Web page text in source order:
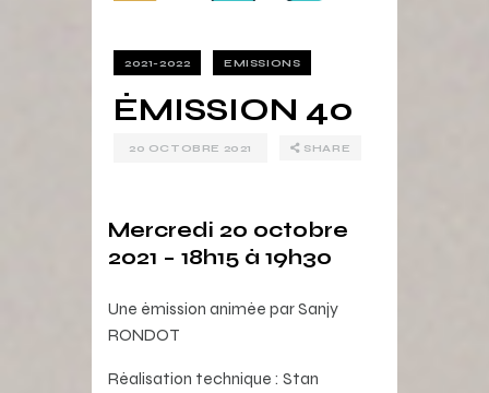
2021-2022 EMISSIONS
ÉMISSION 40
20 OCTOBRE 2021 SHARE
Mercredi 20 octobre
2021 – 18h15 à 19h30
Une émission animée par Sanjy
RONDOT
Réalisation technique : Stan